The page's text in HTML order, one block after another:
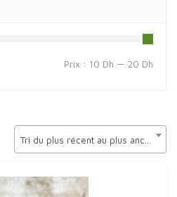
Prix : 10 Dh — 20 Dh